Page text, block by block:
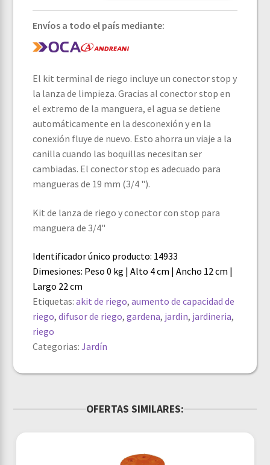
Envíos a todo el país mediante:
El kit terminal de riego incluye un conector stop y
la lanza de limpieza. Gracias al conector stop en
el extremo de la manguera, el agua se detiene
automáticamente en la desconexión y en la
conexión fluye de nuevo. Esto ahorra un viaje a la
canilla cuando las boquillas necesitan ser
cambiadas. El conector stop es adecuado para
mangueras de 19 mm (3/4 ").
Kit de lanza de riego y conector con stop para
manguera de 3/4"
Identificador único producto: 14933
Dimesiones: Peso 0 kg | Alto 4 cm | Ancho 12 cm |
Largo 22 cm
Etiquetas:akit de riego,aumento de capacidad de
riego,difusor de riego,gardena, jardin, jardineria,
riego
Categorias:Jardín
OFERTAS SIMILARES: